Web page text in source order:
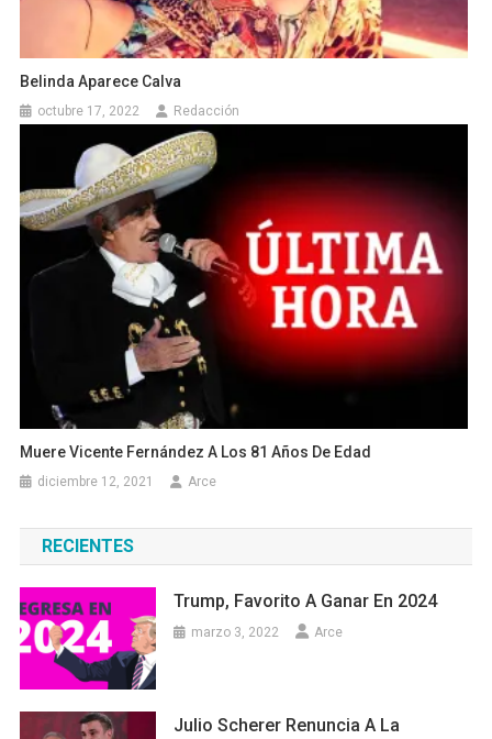
Belinda Aparece Calva
octubre 17, 2022 Redacción
Muere Vicente Fernández A Los 81 Años De Edad
diciembre 12, 2021 Arce
RECIENTES
Trump, Favorito A Ganar En 2024
marzo 3, 2022 Arce
Julio Scherer Renuncia A La